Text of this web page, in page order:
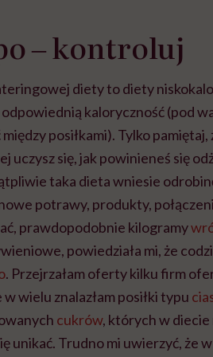
‒ kontroluj
diety to diety
kaloryczność (pod
posiłkami). Tylko
się, jak powinieneś się
taka dieta wniesie
potrawy, produkty,
prawdopodobnie kilogramy
powiedziała mi, że
. Przejrzałam oferty kilku firm
wielu znalazłam posiłki typu
cukrów, których w diecie
unikać. Trudno mi uwierzyć, że